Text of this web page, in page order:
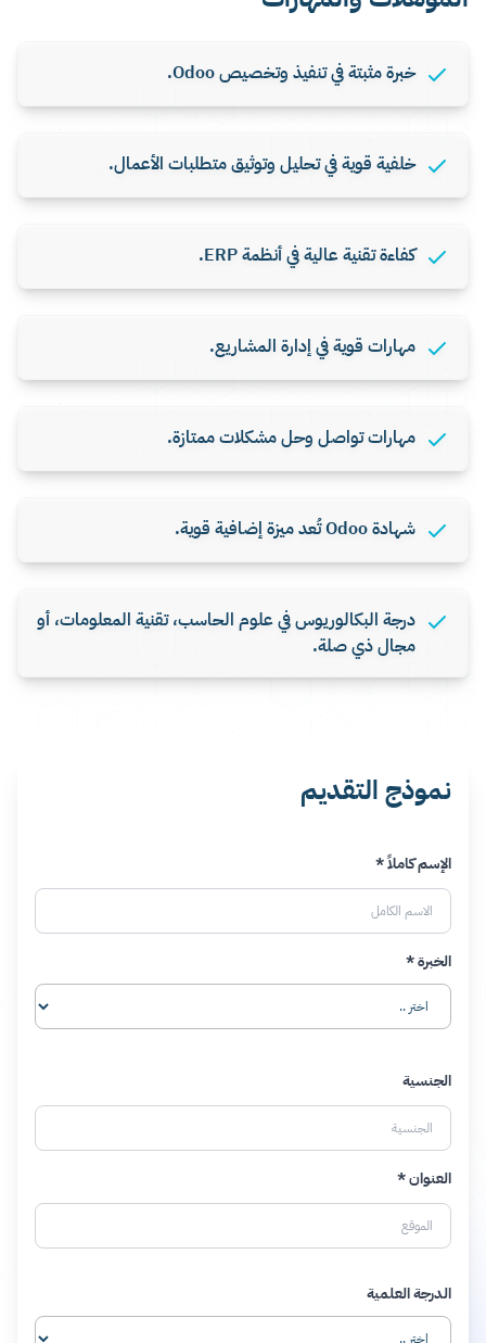
خبرة مثبتة في تنفيذ وتخصيص Odoo.
خلفية قوية في تحليل وتوثيق متطلبات الأعمال.
كفاءة تقنية عالية في أنظمة ERP.
مهارات قوية في إدارة المشاريع.
مهارات تواصل وحل مشكلات ممتازة.
شهادة Odoo تُعد ميزة إضافية قوية.
درجة البكالوريوس في علوم الحاسب، تقنية المعلومات، أو
مجال ذي صلة.
نموذج التقديم
الإسم كاملاً *
الخبرة *
الجنسية
العنوان *
الدرجة العلمية